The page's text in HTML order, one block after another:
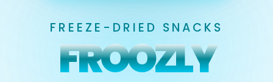
FREEZE-DRIED SNACKS
FROOZLY